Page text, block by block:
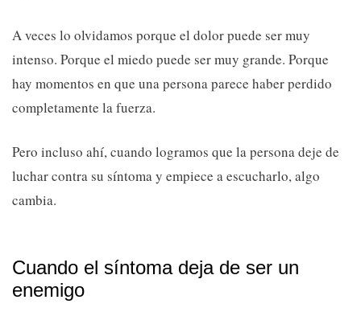
A veces lo olvidamos porque el dolor puede ser muy
intenso. Porque el miedo puede ser muy grande. Porque
hay momentos en que una persona parece haber perdido
completamente la fuerza.
Pero incluso ahí, cuando logramos que la persona deje de
luchar contra su síntoma y empiece a escucharlo, algo
cambia.
Cuando el síntoma deja de ser un
enemigo